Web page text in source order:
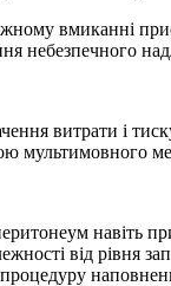
вмиканні
небезпечного
витрати і
мультимовного
навіть
від